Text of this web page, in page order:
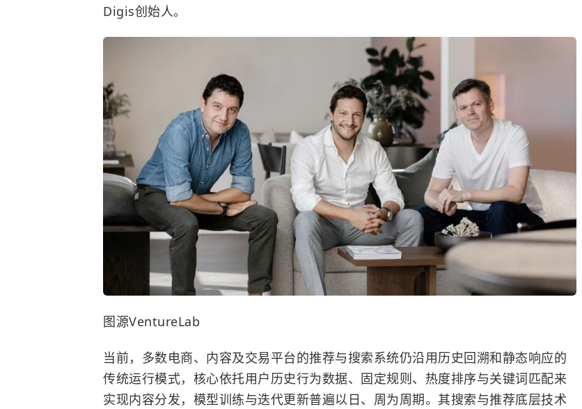
Digis创始人。
图源VentureLab
当前，多数电商、内容及交易平台的推荐与搜索系统仍沿用历史回溯和静态响应的
传统运行模式，核心依托用户历史行为数据、固定规则、热度排序与关键词匹配来
实现内容分发，模型训练与迭代更新普遍以日、周为周期。其搜索与推荐底层技术